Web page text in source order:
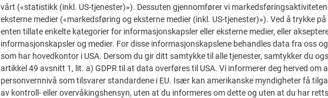
Austria
St. Martin im Innkreis
Hotell og gastronomi
© PREFA | Croce & Wir
vårt («statistikk (inkl. US-tjenester)»). Dessuten gjennomfører vi
eksterne medier («markedsføring og eksterne medier (inkl. US-tjenester)»). Ved å trykke på
enten tillate enkelte kategorier for informasjonskapsler eller eksterne medier, eller
informasjonskapsler og medier. For disse informasjonskapslene behandles data fra oss
som har hovedkontor i USA. Dersom du gir ditt samtykke til alle tjenester, samtykker du
artikkel 49 avsnitt 1, lit. a) GDPR til at data overføres til USA. Vi informerer deg herved om
personvernnivå som tilsvarer standardene i EU. Især kan amerikanske myndigheter få
av kontroll- eller overvåkingshensyn, uten at du informeres om dette og uten at du har